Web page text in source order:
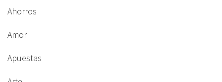
Ahorros
Amor
Apuestas